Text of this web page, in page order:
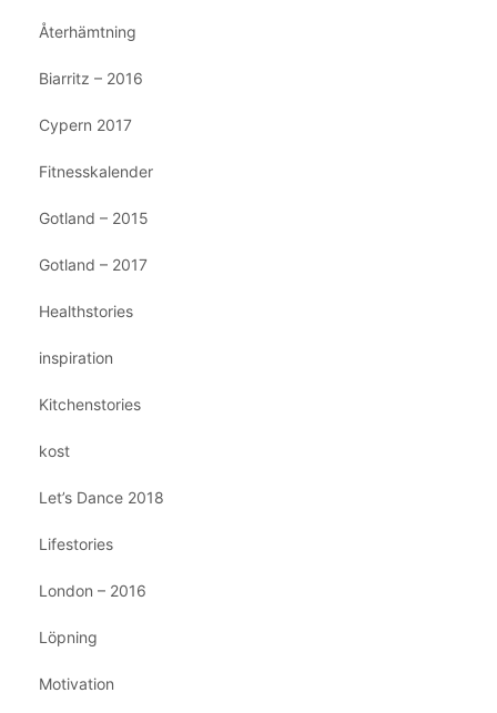
Återhämtning
Biarritz – 2016
Cypern 2017
Fitnesskalender
Gotland – 2015
Gotland – 2017
Healthstories
inspiration
Kitchenstories
kost
Let’s Dance 2018
Lifestories
London – 2016
Löpning
Motivation